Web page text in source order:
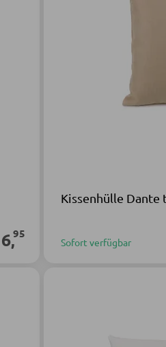
,95
Kissenhülle Dante
Sofort verfügbar